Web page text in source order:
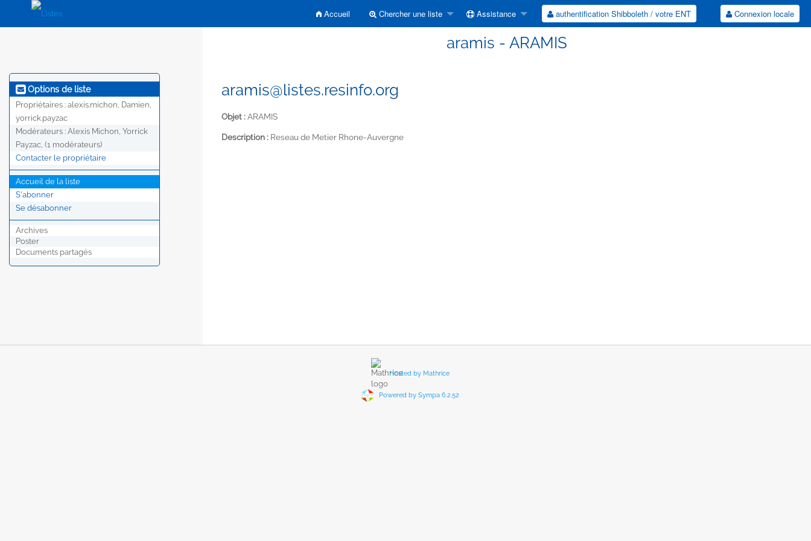
Accueil Chercher une liste Assistance authentification Shibboleth / votre ENT Connexion locale
aramis - ARAMIS
Options de liste
Propriétaires : alexis.michon, Damien,
yorrick.payzac
Modérateurs : Alexis Michon, Yorrick
Payzac, (1 modérateurs)
Contacter le propriétaire
Accueil de la liste
S'abonner
Se désabonner
Archives
Poster
Documents partagés
aramis@listes.resinfo.org
Objet :ARAMIS
Description : Reseau de Metier Rhone-Auvergne
Hosted by Mathrice
Powered by Sympa 6.2.52